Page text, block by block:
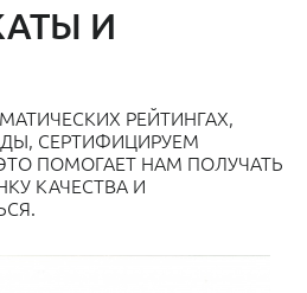
И
РЕЙТИНГАХ,
СЕРТИФИЦИРУЕМ
ПОМОГАЕТ НАМ ПОЛУЧАТЬ
КАЧЕСТВА И